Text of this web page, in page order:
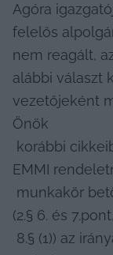
Agóra
felelős
nem reagált,
alábbi választ
vezetőjeként
Önök
EMMI
(2.§ 6. és